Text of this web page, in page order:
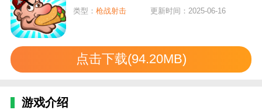
类型：枪战射击 更新时间：2025-06-16
点击下载(94.20MB)
游戏介绍